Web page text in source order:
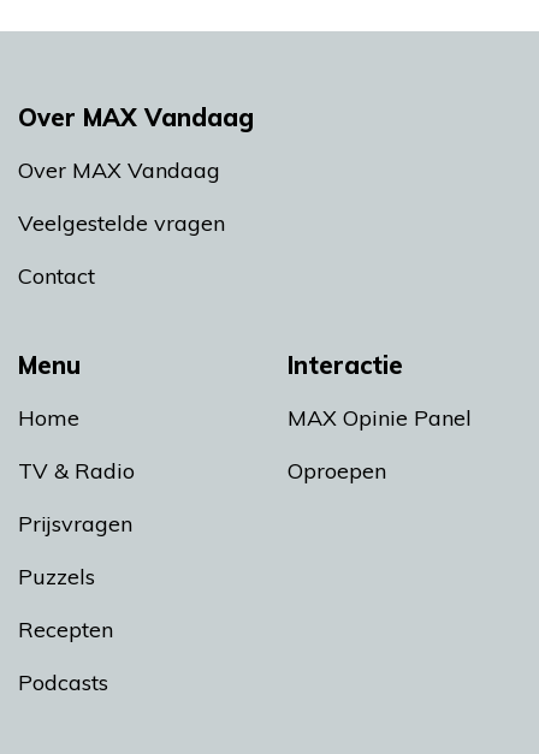
Menu
Home
TV & Radio
Prijsvragen
Puzzels
Recepten
Podcasts
Interactie
MAX Opinie Panel
Oproepen
Over MAX Vandaag
Over MAX Vandaag
Veelgestelde vragen
Contact